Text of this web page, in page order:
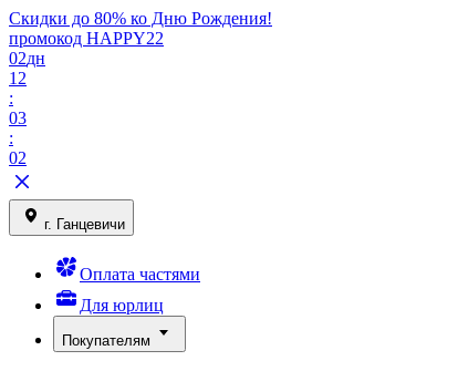
Скидки до 80% ко Дню Рождения!
промокод HAPPY22
02дн
12
:
03
:
02
г. Ганцевичи
Оплата частями
Для юрлиц
Покупателям